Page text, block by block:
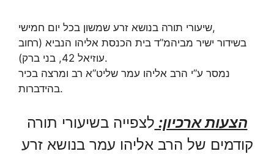
שיעורי תורה בנושא זרע שמשון בכל יום חמישי,
בשידור ישיר מביהמ”ד בית הכנסת אליהו הנביא (רחוב
עוזיאל 42, בני ברק).
נמסר ע”י הרב אליהו עמר שליט”א רב ומרצה בכיר
בהידברות.
הצעות ארכיון: לצפייה בשיעורי תורה
קודמים של הרב אליהו עמר בנושא זרע